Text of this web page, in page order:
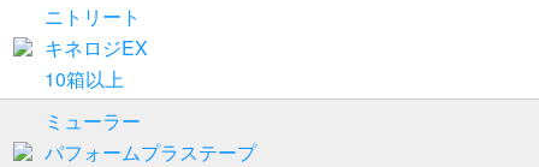
ニトリート
キネロジEX
10箱以上
ミューラー
パフォームプラステープ